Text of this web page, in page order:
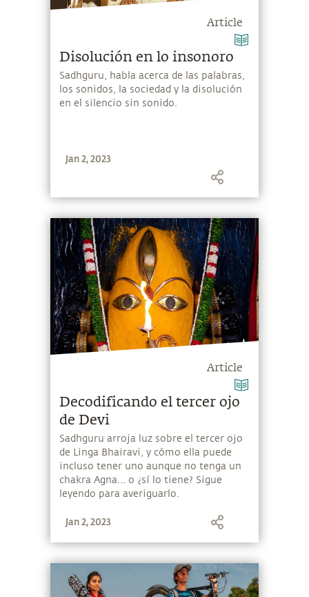
Article
Disolución en lo insonoro
Sadhguru, habla acerca de las palabras,
los sonidos, la sociedad y la disolución
en el silencio sin sonido.
Jan 2, 2023
Article
Decodificando el tercer ojo
de Devi
Sadhguru arroja luz sobre el tercer ojo
de Linga Bhairavi, y cómo ella puede
incluso tener uno aunque no tenga un
chakra Agna... o ¿sí lo tiene? Sigue
leyendo para averiguarlo.
Jan 2, 2023